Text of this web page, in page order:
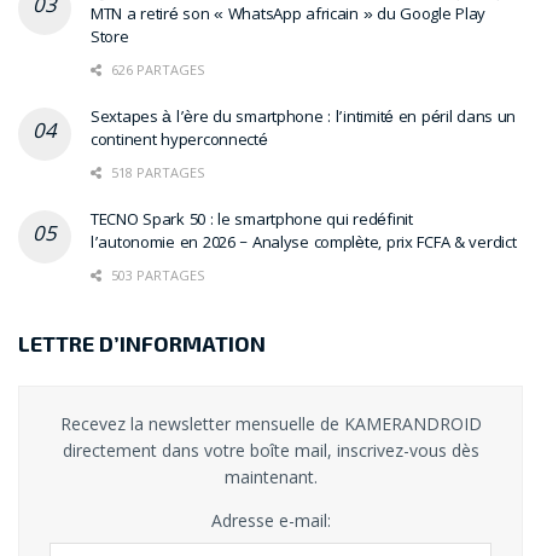
MTN a retiré son « WhatsApp africain » du Google Play
Store
626 PARTAGES
Sextapes à l’ère du smartphone : l’intimité en péril dans un
continent hyperconnecté
518 PARTAGES
TECNO Spark 50 : le smartphone qui redéfinit
l’autonomie en 2026 – Analyse complète, prix FCFA & verdict
503 PARTAGES
LETTRE D’INFORMATION
Recevez la newsletter mensuelle de KAMERANDROID
directement dans votre boîte mail, inscrivez-vous dès
maintenant.
Adresse e-mail: